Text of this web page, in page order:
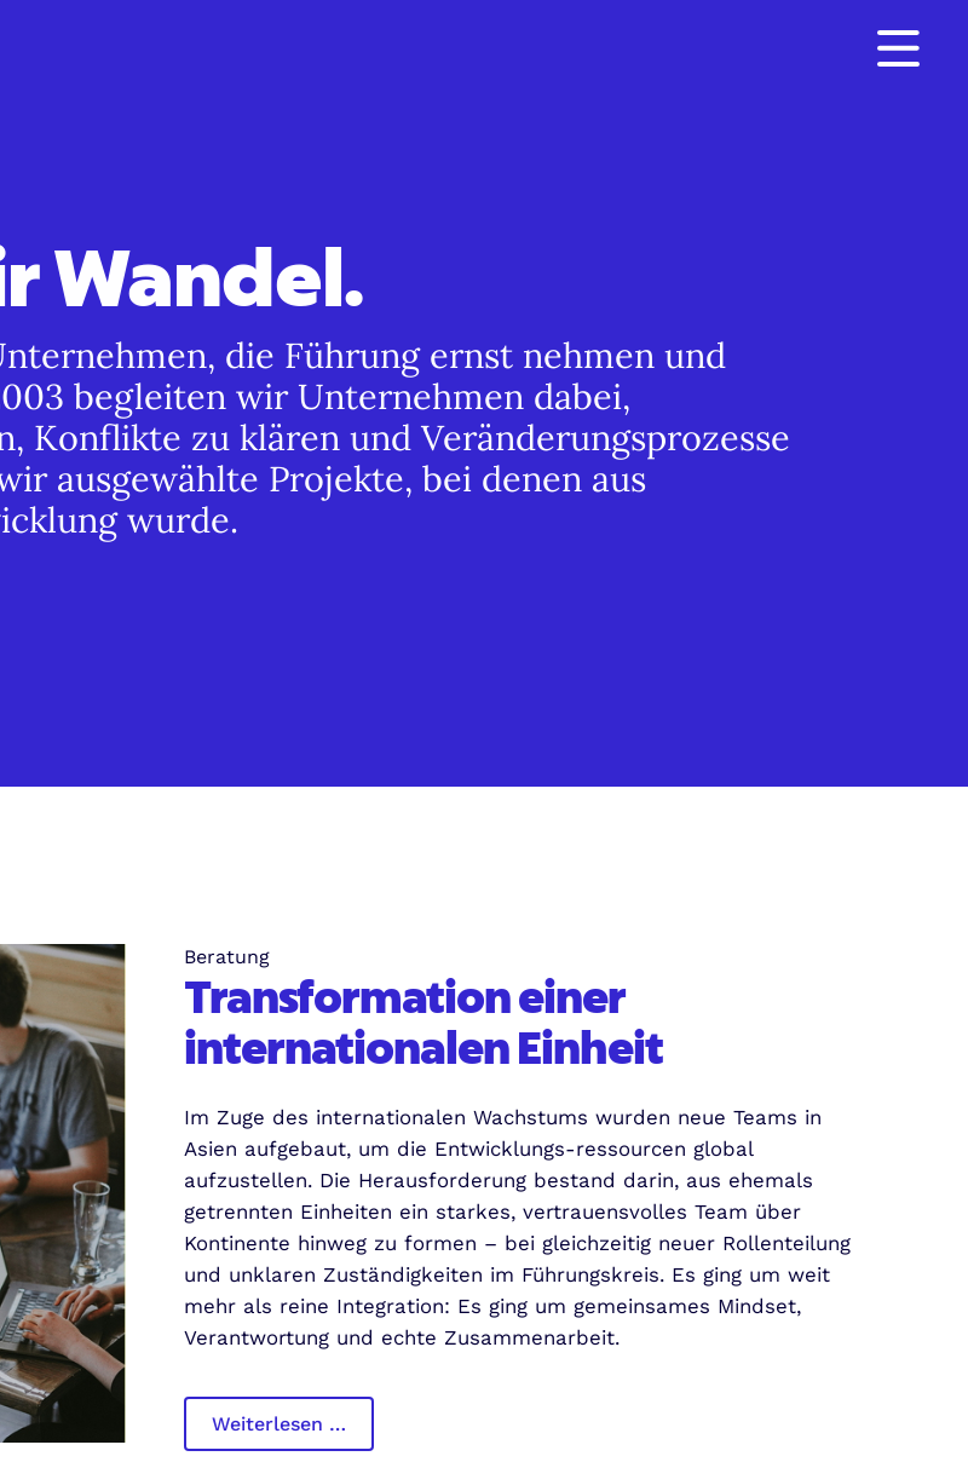
Wandel.
die Führung ernst nehmen und
begleiten wir Unternehmen dabei,
Konflikte zu klären und Veränderungsprozesse
ausgewählte Projekte, bei denen aus
wurde.
Beratung
Transformation einer
internationalen Einheit
Im Zuge des internationalen Wachstums wurden neue Teams in
Asien aufgebaut, um die Entwicklungs-ressourcen global
aufzustellen. Die Herausforderung bestand darin, aus ehemals
getrennten Einheiten ein starkes, vertrauensvolles Team über
Kontinente hinweg zu formen – bei gleichzeitig neuer Rollenteilung
und unklaren Zuständigkeiten im Führungskreis. Es ging um weit
mehr als reine Integration: Es ging um gemeinsames Mindset,
Verantwortung und echte Zusammenarbeit.
Weiterlesen …
einer